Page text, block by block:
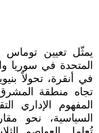
يمثّل تعيين توماس
المتحدة في سوريا
في أنقرة، تحولاً
تجاه منطقة
المفهوم الإداري
السياسية، نحو